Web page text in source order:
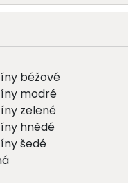
béžové
modré
zelené
hnědé
šedé